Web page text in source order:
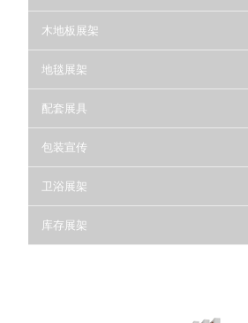
木地板展架
地毯展架
配套展具
包装宣传
卫浴展架
库存展架